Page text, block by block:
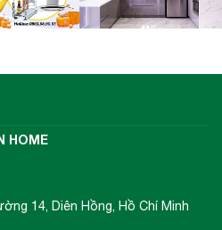
HOME
14, Diên Hồng, Hồ Chí Minh